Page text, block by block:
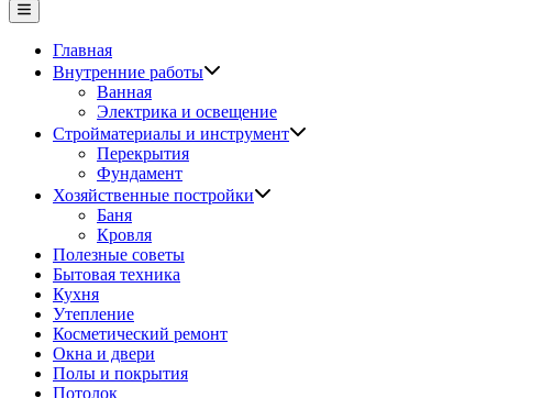
Главное
меню
Главная
Внутренние работы
Ванная
Электрика и освещение
Стройматериалы и инструмент
Перекрытия
Фундамент
Хозяйственные постройки
Баня
Кровля
Полезные советы
Бытовая техника
Кухня
Утепление
Косметический ремонт
Окна и двери
Полы и покрытия
Потолок